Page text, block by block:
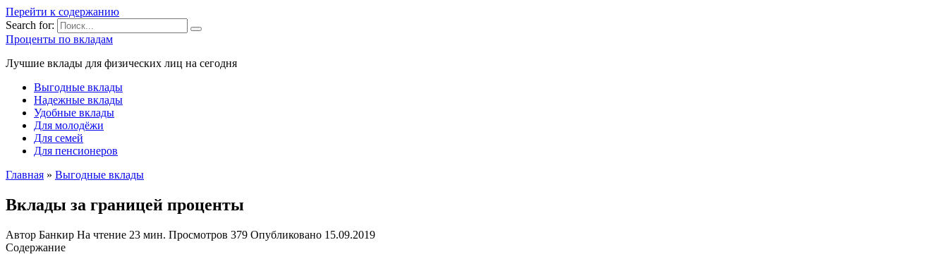
Перейти к содержанию
Search for:
Проценты по вкладам
Лучшие вклады для физических лиц на сегодня
Выгодные вклады
Надежные вклады
Удобные вклады
Для молодёжи
Для семей
Для пенсионеров
Главная » Выгодные вклады
Вклады за границей проценты
Автор Банкир На чтение 23 мин. Просмотров 379 Опубликовано 15.09.2019
Содержание